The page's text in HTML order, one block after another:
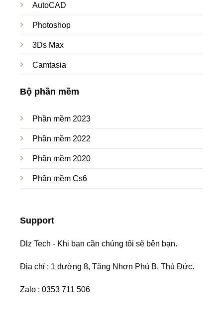
AutoCAD
Photoshop
3Ds Max
Camtasia
Bộ phần mềm
Phần mềm 2023
Phần mềm 2022
Phần mềm 2020
Phần mềm Cs6
Support
Dlz Tech - Khi bạn cần chúng tôi sẽ bên bạn.
Địa chỉ : 1 đường 8, Tăng Nhơn Phú B, Thủ Đức.
Zalo : 0353 711 506